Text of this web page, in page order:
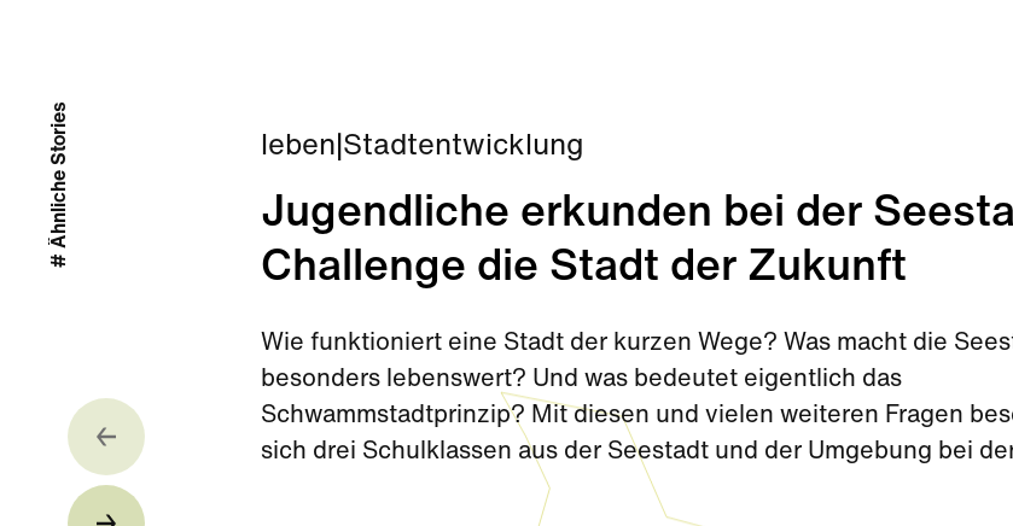
leben Stadtentwicklung
Jugendliche erkunden bei der
Challenge die Stadt der Zukunft
Wie funktioniert eine Stadt der kurzen Wege? Was macht die
besonders lebenswert? Und was bedeutet eigentlich das
Schwammstadtprinzip? Mit diesen und vielen weiteren Fragen
sich drei Schulklassen aus der Seestadt und der Umgebung bei
Challenge kurz vor den Sommerferien.
# Ähnliche Stories